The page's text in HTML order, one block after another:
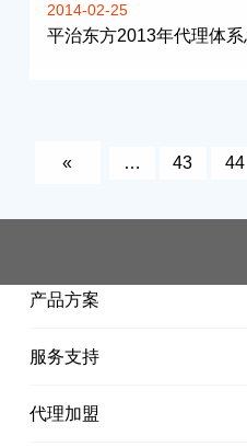
2014-02-25
« … 43 44
产品方案
服务支持
代理加盟